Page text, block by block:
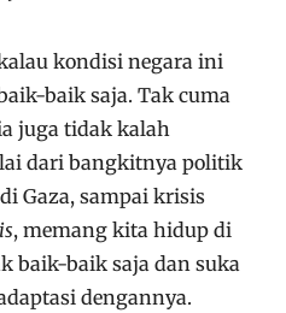
kondisi negara ini
baik saja. Tak cuma
juga tidak kalah
dari bangkitnya politik
Gaza, sampai krisis
, memang kita hidup di
baik-baik saja dan suka
dengannya.